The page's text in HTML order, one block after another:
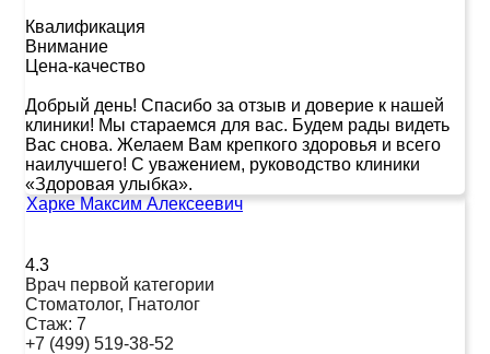
Квалификация
Внимание
Цена-качество
Добрый день! Спасибо за отзыв и доверие к нашей
клиники! Мы стараемся для вас. Будем рады видеть
Вас снова. Желаем Вам крепкого здоровья и всего
наилучшего! С уважением, руководство клиники
«Здоровая улыбка».
Харке Максим Алексеевич
4.3
Врач первой категории
Стоматолог, Гнатолог
Стаж: 7
+7 (499) 519-38-52